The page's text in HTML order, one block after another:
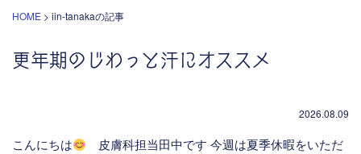
HOME > iin-tanakaの記事
更年期のじわっと汗にオススメ
2026.08.09
こんにちは
皮膚科担当田中です 今週は夏季休暇をいただ